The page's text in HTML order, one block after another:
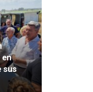
en
sus